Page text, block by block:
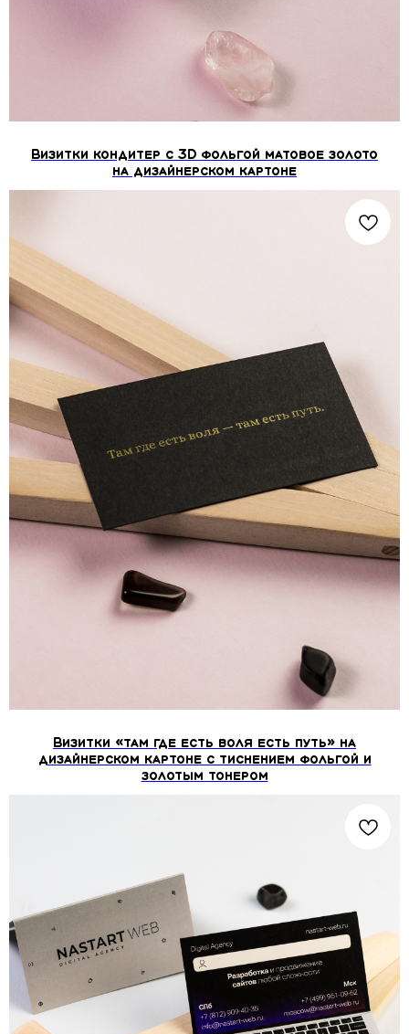
Визитки кондитер с 3D фольгой матовое золото
на дизайнерском картоне
Визитки «там где есть воля есть путь» на
дизайнерском картоне c тиснением фольгой и
золотым тонером